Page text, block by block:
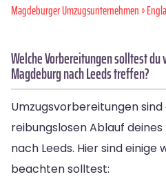
Magdeburger Umzugsunternehmen»
Welche Vorbereitungen solltest du
Magdeburg nach Leeds treffen?
Umzugsvorbereitungen
reibungslosen Ablauf
nach Leeds. Hier sind einige
beachten solltest: